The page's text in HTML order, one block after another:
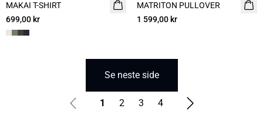
NYHET
MAKAI T-SHIRT
699,00 kr
NYHET
MATRITON PULLOVER
1 599,00 kr
Se neste side
1 2 3 4